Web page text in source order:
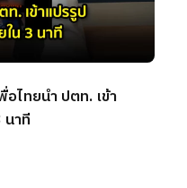
ไทยนำ ปตท. เข้า
นาที